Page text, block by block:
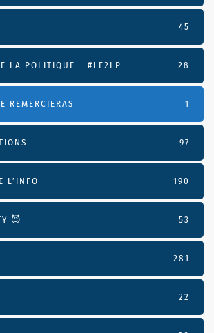
45
LA POLITIQUE – #LE2LP 28
REMERCIERAS 1
97
L’INFO 190
😈 53
281
22